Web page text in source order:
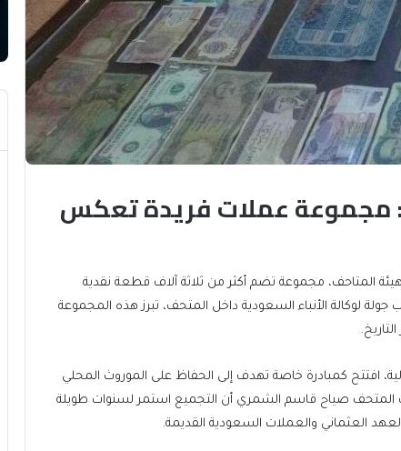
مجموعة عملات فريدة تعكس
المتاحف، مجموعة تضم أكثر من ثلاثة آلاف قطعة نقدية
لوكالة الأنباء السعودية داخل المتحف، تبرز هذه المجموعة
افتتح كمبادرة خاصة تهدف إلى الحفاظ على الموروث المحلي
المتحف صياح قاسم الشمري أن التجميع استمر لسنوات طويلة
العثماني والعملات السعودية القديمة.